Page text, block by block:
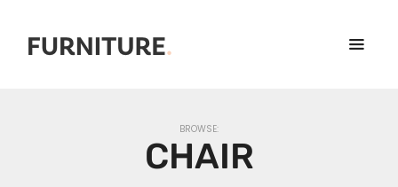
BROWSE:
CHAIR